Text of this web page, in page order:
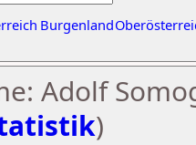
Burgenland
Adolf
)